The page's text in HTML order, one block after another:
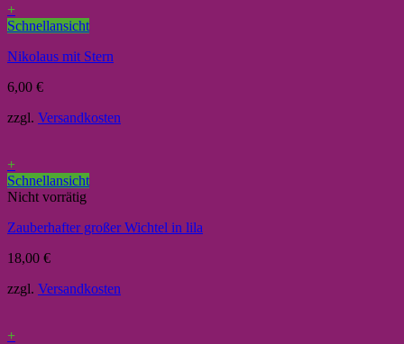
+
Schnellansicht
Nikolaus mit Stern
6,00 €
zzgl. Versandkosten
+
Schnellansicht
Nicht vorrätig
Zauberhafter großer Wichtel in lila
18,00 €
zzgl. Versandkosten
+